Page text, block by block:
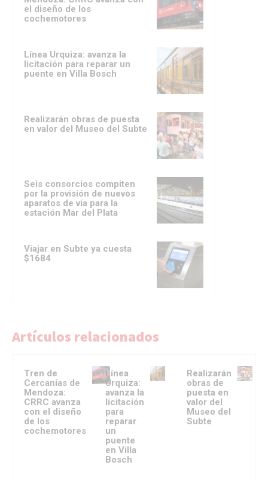
el diseño de los
cochemotores
Línea Urquiza: avanza la
licitación para reparar un
puente en Villa Bosch
Realizarán obras de puesta
en valor del Museo del Subte
Seis consorcios compiten
por la provisión de nuevos
aparatos de vía para la
estación Mar del Plata
Viajar en Subte ya cuesta
$1684
Artículos relacionados
Tren de
Cercanías de
Mendoza:
CRRC avanza
con el diseño
de los
cochemotores
Línea
Urquiza:
avanza la
licitación
para
reparar
un
puente
en Villa
Bosch
Realizarán
obras de
puesta en
valor del
Museo del
Subte